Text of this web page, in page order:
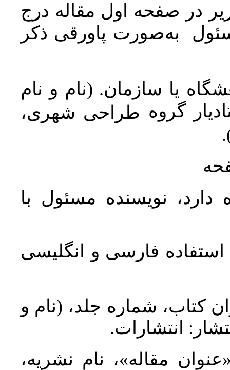
در صفحه اول مقاله درج
به‌صورت پاورقی ذکر
یا سازمان. (نام و نام
گروه طراحی شهری،
نویسنده مسئول با
استفاده فارسی و انگلیسی
کتاب، شماره جلد، (نام و
انتشارات.
مقاله»، نام نشریه،